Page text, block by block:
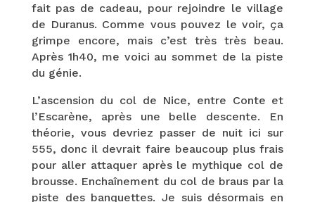
fait pas de cadeau, pour rejoindre le village
de Duranus. Comme vous pouvez le voir, ça
grimpe encore, mais c’est très très beau.
Après 1h40, me voici au sommet de la piste
du génie.
L’ascension du col de Nice, entre Conte et
l’Escarène, après une belle descente. En
théorie, vous devriez passer de nuit ici sur
555, donc il devrait faire beaucoup plus frais
pour aller attaquer après le mythique col de
brousse. Enchaînement du col de braus par la
piste des banquettes. Je suis désormais en